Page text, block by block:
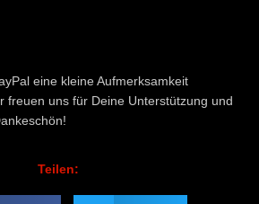
eine kleine Aufmerksamkeit
freuen uns für Deine Unterstützung und
Teilen: